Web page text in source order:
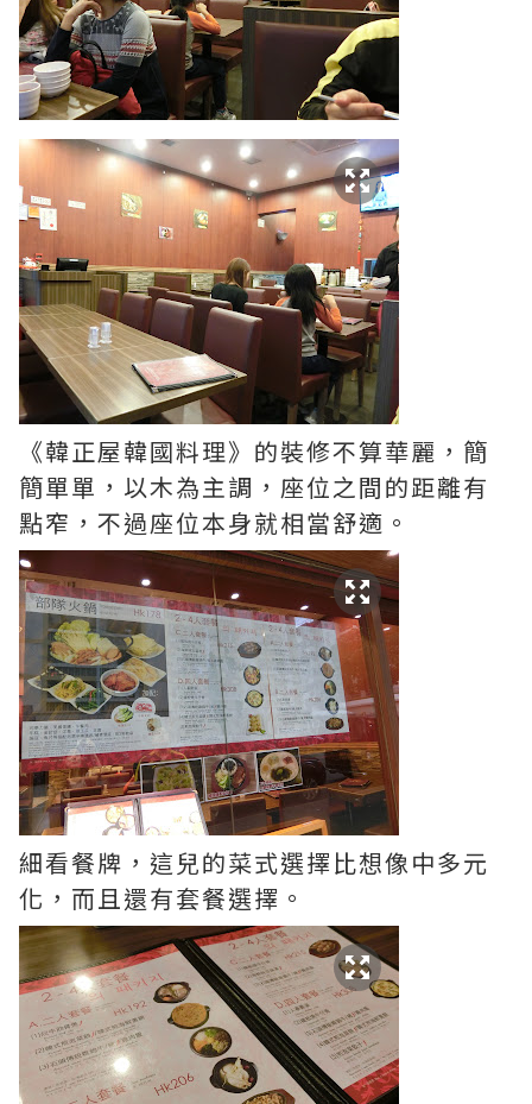
《韓正屋韓國料理》的裝修不算華麗，簡
簡單單，以木為主調，座位之間的距離有
點窄，不過座位本身就相當舒適。
細看餐牌，這兒的菜式選擇比想像中多元
化，而且還有套餐選擇。